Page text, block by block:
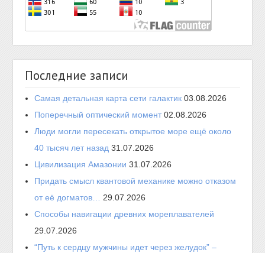
Последние записи
Самая детальная карта сети галактик 03.08.2026
Поперечный оптический момент 02.08.2026
Люди могли пересекать открытое море ещё около
40 тысяч лет назад 31.07.2026
Цивилизация Амазонии 31.07.2026
Придать смысл квантовой механике можно отказом
от её догматов… 29.07.2026
Способы навигации древних мореплавателей
29.07.2026
“Путь к сердцу мужчины идет через желудок” –